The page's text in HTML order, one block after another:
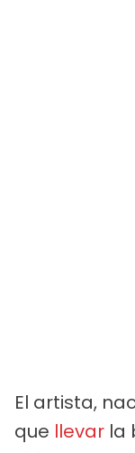
El artista,
que llevar la